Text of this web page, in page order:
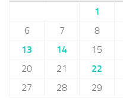
1
6
7 8
13
14 15
20
21 22
27
28 29